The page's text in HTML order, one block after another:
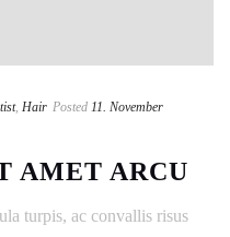
, Hair Posted 11. November
AMET ARCU
turpis, ac convallis risus